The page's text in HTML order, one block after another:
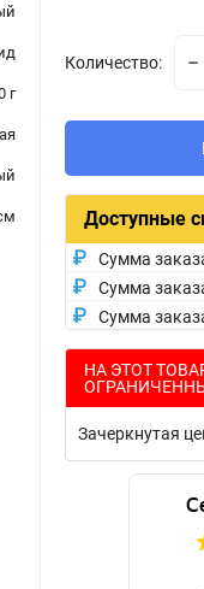
г
Количество:
Доступные
Сумма
Сумма
Сумма
НА ЭТОТ
Зачеркнутая